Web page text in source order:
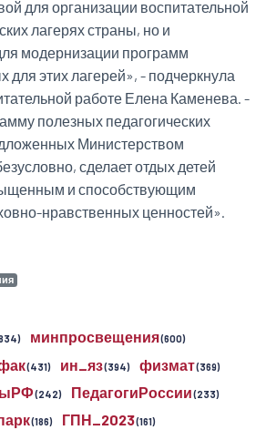
для организации воспитательной
лагерях страны, но и
модернизации программ
для этих лагерей», - подчеркнула
работе Елена Каменева. -
полезных педагогических
Министерством
сделает отдых детей
и способствующим
нравственных ценностей».
минпросвещения(600)
(431) ин_яз(394) физмат(369)
(242) ПедагогиРоссии(233)
(186) ГПН_2023(161)